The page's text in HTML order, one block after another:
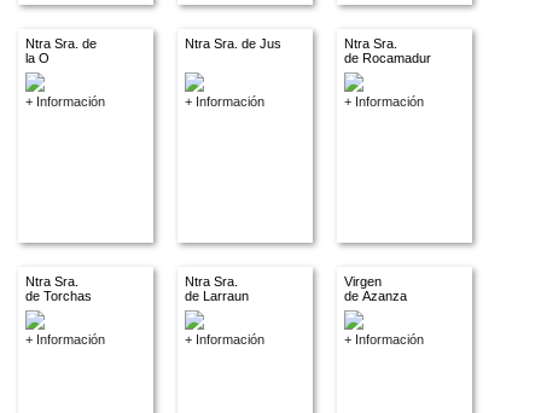
Ntra Sra. de
la O
+ Información
Ntra Sra. de Jus
+ Información
Ntra Sra.
de Rocamadur
+ Información
Ntra Sra.
de Torchas
+ Información
Ntra Sra.
de Larraun
+ Información
Virgen
de Azanza
+ Información